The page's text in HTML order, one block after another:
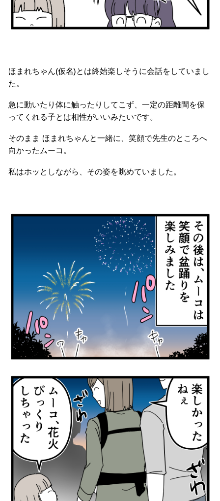
ほまれちゃん(仮名)とは終始楽しそうに会話をしていまし
た。
急に動いたり体に触ったりしてこず、一定の距離間を保
ってくれる子とは相性がいいみたいです。
そのまま ほまれちゃんと一緒に、笑顔で先生のところへ
向かったムーコ。
私はホッとしながら、その姿を眺めていました。